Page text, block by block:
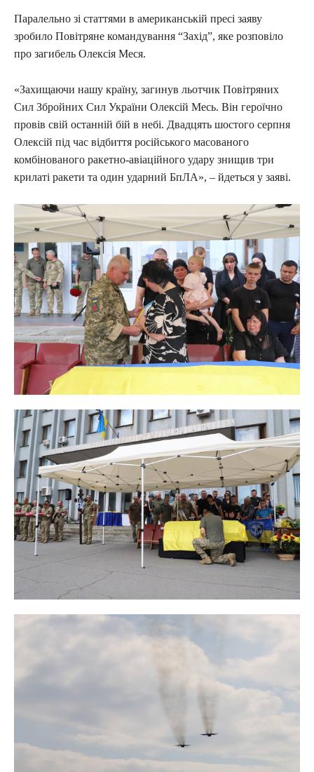
Паралельно зі статтями в американській пресі заяву
зробило Повітряне командування “Захід”, яке розповіло
про загибель Олексія Меся.
«Захищаючи нашу країну, загинув льотчик Повітряних
Сил Збройних Сил України Олексій Месь. Він героїчно
провів свій останній бій в небі. Двадцять шостого серпня
Олексій під час відбиття російського масованого
комбінованого ракетно-авіаційного удару знищив три
крилаті ракети та один ударний БпЛА», – йдеться у заяві.